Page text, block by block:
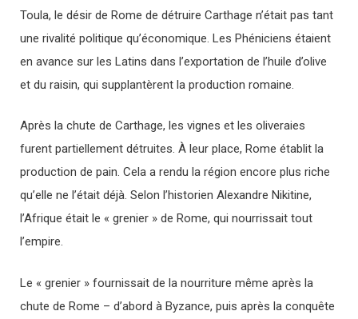
Toula, le désir de Rome de détruire Carthage n’était pas tant
une rivalité politique qu’économique. Les Phéniciens étaient
en avance sur les Latins dans l’exportation de l’huile d’olive
et du raisin, qui supplantèrent la production romaine.
Après la chute de Carthage, les vignes et les oliveraies
furent partiellement détruites. À leur place, Rome établit la
production de pain. Cela a rendu la région encore plus riche
qu’elle ne l’était déjà. Selon l’historien Alexandre Nikitine,
l’Afrique était le « grenier » de Rome, qui nourrissait tout
l’empire.
Le « grenier » fournissait de la nourriture même après la
chute de Rome – d’abord à Byzance, puis après la conquête